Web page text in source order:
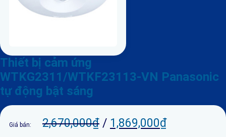
Thiết bị cảm ứng
WTKG2311/WTKF23113-VN Panasonic
tự động bật sáng
Giá bán: 2,670,000₫ / 1,869,000₫